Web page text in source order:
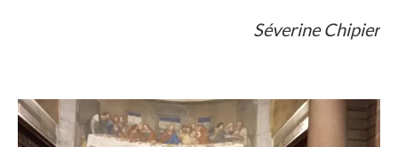
Séverine Chipier